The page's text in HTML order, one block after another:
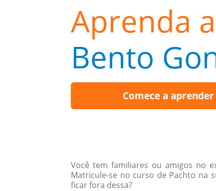
Aprenda
Bento
Comece a aprender
Você tem familiares ou amigos no
Matricule-se no curso de Pachto na
ficar fora dessa?